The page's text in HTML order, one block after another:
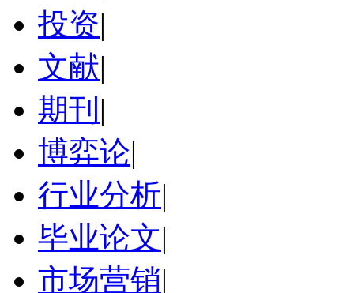
投资|
文献|
期刊 |
博弈论|
行业分析|
毕业论文|
市场营销|